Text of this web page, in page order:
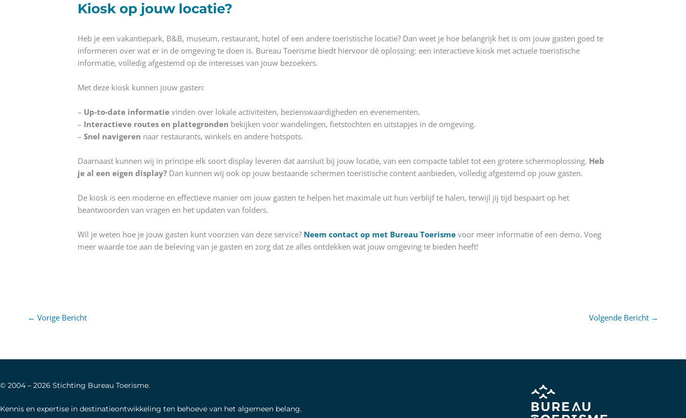
Kiosk op jouw locatie?
Heb je een vakantiepark, B&B, museum, restaurant, hotel of een andere toeristische locatie? Dan weet je hoe belangrijk het is om jouw gasten goed te
informeren over wat er in de omgeving te doen is. Bureau Toerisme biedt hiervoor dé oplossing: een interactieve kiosk met actuele toeristische
informatie, volledig afgestemd op de interesses van jouw bezoekers.
Met deze kiosk kunnen jouw gasten:
– Up-to-date informatie vinden over lokale activiteiten, bezienswaardigheden en evenementen.
– Interactieve routes en plattegronden bekijken voor wandelingen, fietstochten en uitstapjes in de omgeving.
–Snel navigeren naar restaurants, winkels en andere hotspots.
Daarnaast kunnen wij in principe elk soort display leveren dat aansluit bij jouw locatie, van een compacte tablet tot een grotere schermoplossing. Heb
je al een eigen display? Dan kunnen wij ook op jouw bestaande schermen toeristische content aanbieden, volledig afgestemd op jouw gasten.
De kiosk is een moderne en effectieve manier om jouw gasten te helpen het maximale uit hun verblijf te halen, terwijl jij tijd bespaart op het
beantwoorden van vragen en het updaten van folders.
Wil je weten hoe je jouw gasten kunt voorzien van deze service? Neem contact op met Bureau Toerisme voor meer informatie of een demo. Voeg
meer waarde toe aan de beleving van je gasten en zorg dat ze alles ontdekken wat jouw omgeving te bieden heeft!
← Vorige Bericht Volgende Bericht →
© 2004 – 2026 Stichting Bureau Toerisme.
Kennis en expertise in destinatieontwikkeling ten behoeve van het algemeen belang.